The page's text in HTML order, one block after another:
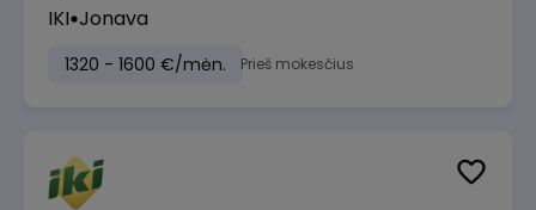
IKI Jonava
1320 - 1600 €/mėn. Prieš mokesčius